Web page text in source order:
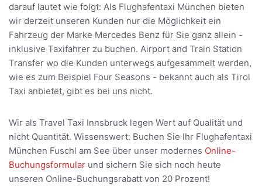
darauf lautet wie folgt: Als Flughafentaxi München bieten
wir derzeit unseren Kunden nur die Möglichkeit ein
Fahrzeug der Marke Mercedes Benz für Sie ganz allein -
inklusive Taxifahrer zu buchen. Airport and Train Station
Transfer wo die Kunden unterwegs aufgesammelt werden,
wie es zum Beispiel Four Seasons - bekannt auch als Tirol
Taxi anbietet, gibt es bei uns nicht.
Wir als Travel Taxi Innsbruck legen Wert auf Qualität und
nicht Quantität. Wissenswert: Buchen Sie Ihr Flughafentaxi
München Fuschl am See über unser modernes Online-
Buchungsformular und sichern Sie sich noch heute
unseren Online-Buchungsrabatt von 20 Prozent!